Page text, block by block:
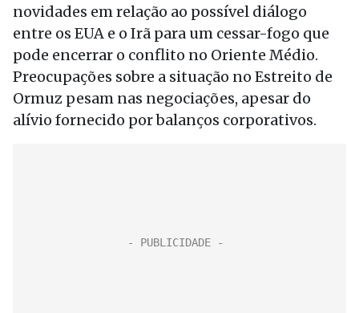
novidades em relação ao possível diálogo
entre os EUA e o Irã para um cessar-fogo que
pode encerrar o conflito no Oriente Médio.
Preocupações sobre a situação no Estreito de
Ormuz pesam nas negociações, apesar do
alívio fornecido por balanços corporativos.